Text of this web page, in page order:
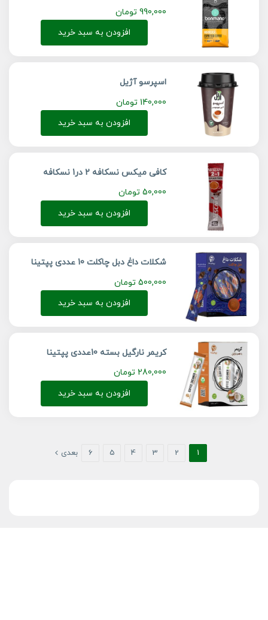
990,000 تومان
افزودن به سبد خرید
اسپرسو آژیل
140,000 تومان
افزودن به سبد خرید
کافی میکس نسکافه 2 در1 نسکافه
50,000 تومان
افزودن به سبد خرید
شکلات داغ دبل چاکلت 10 عددی پپتینا
500,000 تومان
افزودن به سبد خرید
کریمر نارگیل بسته 10عددی پپتینا
280,000 تومان
افزودن به سبد خرید
1
2
3
4
5
6 بعدی